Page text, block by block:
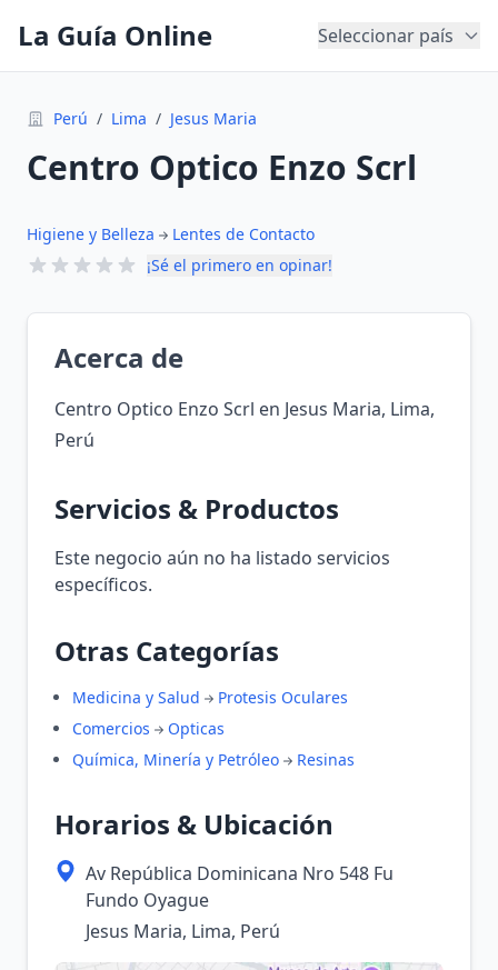
La Guía Online Seleccionar país
Perú / Lima / Jesus Maria
Centro Optico Enzo Scrl
Higiene y Belleza
Lentes de Contacto
¡Sé el primero en opinar!
Acerca de
Centro Optico Enzo Scrl en Jesus Maria, Lima,
Perú
Servicios & Productos
Este negocio aún no ha listado servicios
específicos.
Otras Categorías
Medicina y Salud
Protesis Oculares
Comercios
Opticas
Química, Minería y Petróleo
Resinas
Horarios & Ubicación
Av República Dominicana Nro 548 Fu
Fundo Oyague
Jesus Maria, Lima, Perú